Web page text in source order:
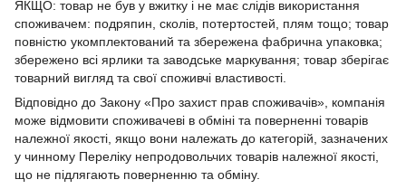
ЯКЩО: товар не був у вжитку і не має слідів використання
споживачем: подряпин, сколів, потертостей, плям тощо; товар
повністю укомплектований та збережена фабрична упаковка;
збережено всі ярлики та заводське маркування; товар зберігає
товарний вигляд та свої споживчі властивості.
Відповідно до Закону «Про захист прав споживачів», компанія
може відмовити споживачеві в обміні та поверненні товарів
належної якості, якщо вони належать до категорій, зазначених
у чинному Переліку непродовольчих товарів належної якості,
що не підлягають поверненню та обміну.